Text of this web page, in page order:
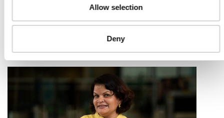
Allow selection
Deny
AMONG ADOLESCENT GIRLS AND
YOUNG WOMEN